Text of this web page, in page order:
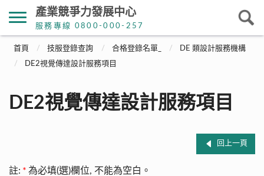
產業競爭力發展中心
服務專線 0800-000-257
首頁 技服登錄查詢 合格登錄名單_
DE 類設計服務機構
DE2視覺傳達設計服務項目
DE2視覺傳達設計服務項目
回上一頁
註: * 為必填(選)欄位, 不能為空白。